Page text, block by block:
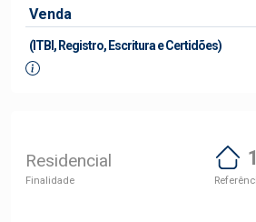
Venda
(ITBI, Registro, Escritura e Certidões)
Residencial
Finalidade